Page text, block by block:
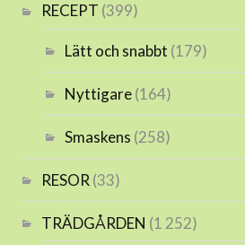
RECEPT (399)
Lätt och snabbt (179)
Nyttigare(164)
Smaskens (258)
RESOR (33)
TRÄDGÅRDEN (1 252)